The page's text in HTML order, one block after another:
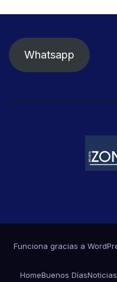
Whatsapp
Funciona gracias a
HomeBuenos Días